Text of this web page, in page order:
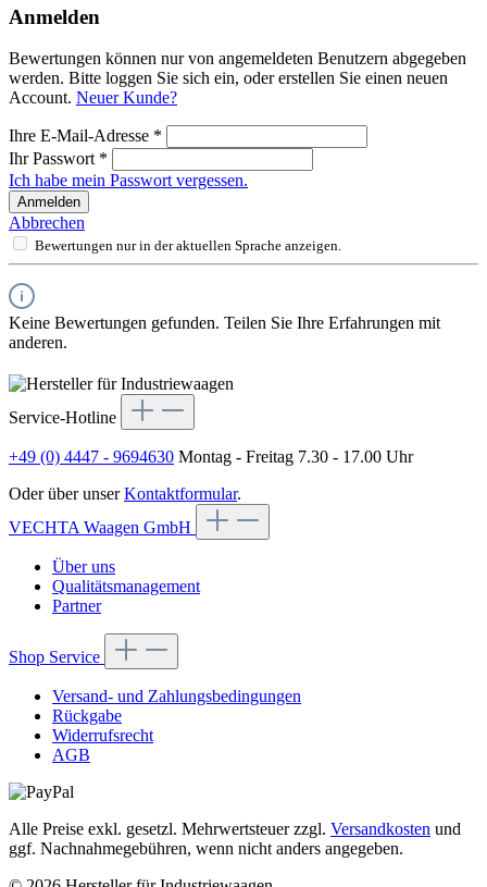
Anmelden
Bewertungen können nur von angemeldeten Benutzern abgegeben
werden. Bitte loggen Sie sich ein, oder erstellen Sie einen neuen
Account. Neuer Kunde?
Ihre E-Mail-Adresse *
Ihr Passwort *
Ich habe mein Passwort vergessen.
Anmelden
Abbrechen
Bewertungen nur in der aktuellen Sprache anzeigen.
Keine Bewertungen gefunden. Teilen Sie Ihre Erfahrungen mit
anderen.
Service-Hotline
+49 (0) 4447 - 9694630 Montag - Freitag 7.30 - 17.00 Uhr
Oder über unserKontaktformular.
VECHTA Waagen GmbH
Über uns
Qualitätsmanagement
Partner
Shop Service
Versand- und Zahlungsbedingungen
Rückgabe
Widerrufsrecht
AGB
Alle Preise exkl. gesetzl. Mehrwertsteuer zzgl. Versandkosten und
ggf. Nachnahmegebühren, wenn nicht anders angegeben.